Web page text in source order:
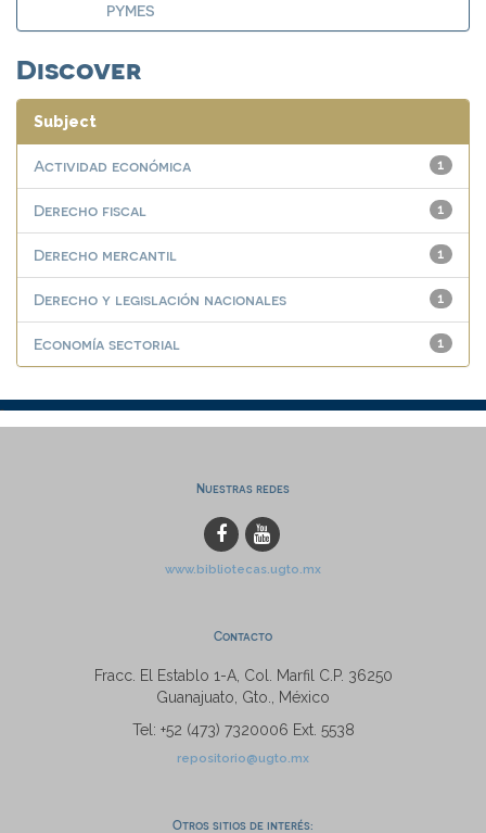
PYMES
Discover
Subject
1
Actividad económica
1
Derecho fiscal
1
Derecho mercantil
1
Derecho y legislación nacionales
1
Economía sectorial
Nuestras redes
www.bibliotecas.ugto.mx
Contacto
Fracc. El Establo 1-A, Col. Marfil C.P. 36250
Guanajuato, Gto., México
Tel: +52 (473) 7320006 Ext. 5538
repositorio@ugto.mx
Otros sitios de interés: